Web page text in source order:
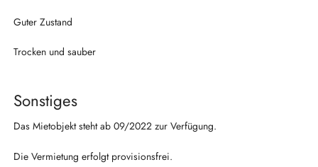
Guter Zustand
Trocken und sauber
Sonstiges
Das Mietobjekt steht ab 09/2022 zur Verfügung.
Die Vermietung erfolgt provisionsfrei.